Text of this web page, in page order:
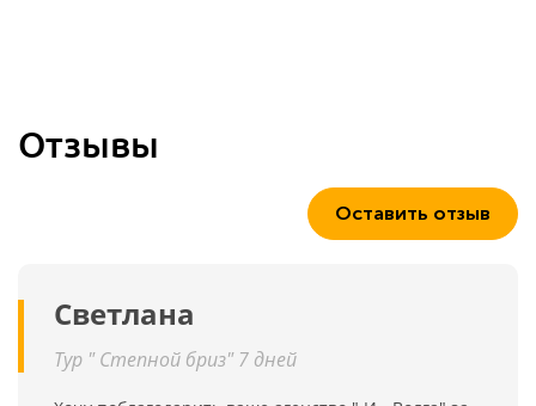
Отзывы
Оставить отзыв
Светлана
Тур " Степной бриз" 7 дней